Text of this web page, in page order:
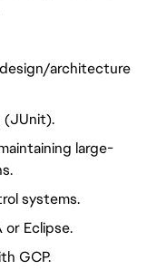
architecture
(JUnit).
large-
systems.
or Eclipse.
GCP.